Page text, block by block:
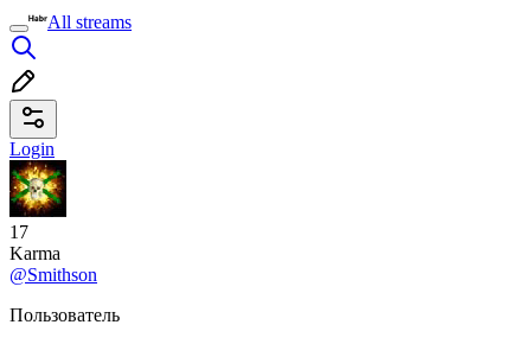
All streams
Login
17
Karma
@Smithson
Пользователь